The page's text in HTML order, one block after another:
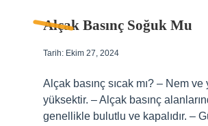
Alçak Basınç Soğuk Mu
Tarih: Ekim 27, 2024
Alçak basınç sıcak mı? – Nem ve
yüksektir. – Alçak basınç
genellikle bulutlu ve kapalıdır. –